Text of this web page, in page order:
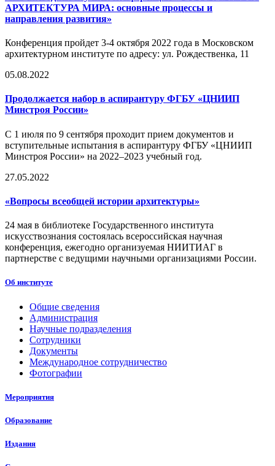
АРХИТЕКТУРА МИРА: основные процессы и
направления развития»
Конференция пройдет 3-4 октября 2022 года в Московском
архитектурном институте по адресу: ул. Рождественка, 11
05.08.2022
Продолжается набор в аспирантуру ФГБУ «ЦНИИП
Минстроя России»
С 1 июля по 9 сентября проходит прием документов и
вступительные испытания в аспирантуру ФГБУ «ЦНИИП
Минстроя России» на 2022–2023 учебный год.
27.05.2022
«Вопросы всеобщей истории архитектуры»
24 мая в библиотеке Государственного института
искусствознания состоялась всероссийская научная
конференция, ежегодно организуемая НИИТИАГ в
партнерстве с ведущими научными организациями России.
Об институте
Общие сведения
Администрация
Научные подразделения
Сотрудники
Документы
Международное сотрудничество
Фотографии
Мероприятия
Образование
Издания